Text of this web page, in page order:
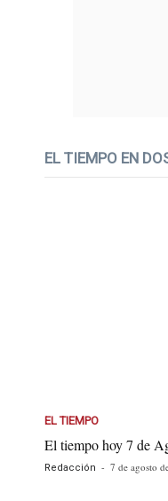
EL TIEMPO EN
EL TIEMPO
El tiempo hoy 7 de
Redacción - 7 de agosto